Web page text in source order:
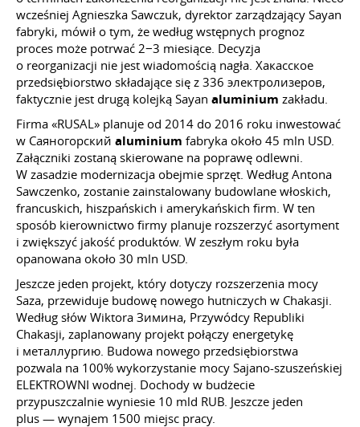
wcześniej Agnieszka Sawczuk, dyrektor zarządzający Sayan
fabryki, mówił o tym, że według wstępnych prognoz
proces może potrwać 2−3 miesiące. Decyzja
o reorganizacji nie jest wiadomością nagła. Хакасское
przedsiębiorstwo składające się z 336 электролизеров,
faktycznie jest drugą kolejką Sayan aluminium zakładu.
Firma «RUSAL» planuje od 2014 do 2016 roku inwestować
w Саяногорский aluminium fabryka około 45 mln USD.
Załączniki zostaną skierowane na poprawę odlewni.
W zasadzie modernizacja obejmie sprzęt. Według Antona
Sawczenko, zostanie zainstalowany budowlane włoskich,
francuskich, hiszpańskich i amerykańskich firm. W ten
sposób kierownictwo firmy planuje rozszerzyć asortyment
i zwiększyć jakość produktów. W zeszłym roku była
opanowana około 30 mln USD.
Jeszcze jeden projekt, który dotyczy rozszerzenia mocy
Saza, przewiduje budowę nowego hutniczych w Chakasji.
Według słów Wiktora Зимина, Przywódcy Republiki
Chakasji, zaplanowany projekt połączy energetykę
i металлургию. Budowa nowego przedsiębiorstwa
pozwala na 100% wykorzystanie mocy Sajano-szuszeńskiej
ELEKTROWNI wodnej. Dochody w budżecie
przypuszczalnie wyniesie 10 mld RUB. Jeszcze jeden
plus — wynajem 1500 miejsc pracy.